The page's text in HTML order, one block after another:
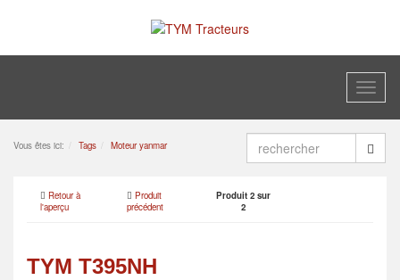
Vous êtes ici: Tags Moteur yanmar
Retour à
l'aperçu
Produit
précédent
Produit 2 sur
2
TYM T395NH